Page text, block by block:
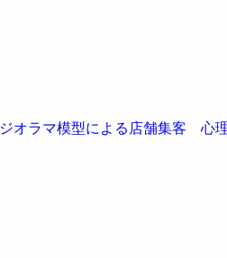
ジオラマ模型による店舗集客 心